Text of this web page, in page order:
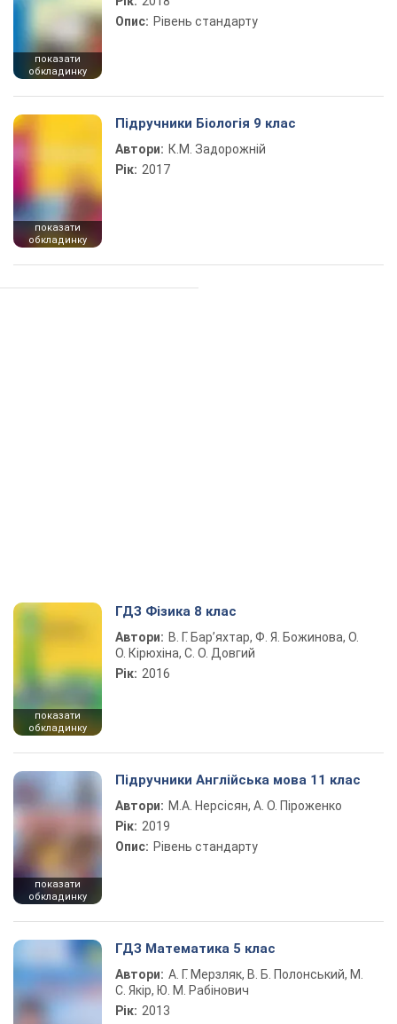
показати
обкладинку
Опис: Рівень стандарту
показати
обкладинку
Підручники Біологія 9 клас
Автори: К.М. Задорожній
Рік: 2017
показати
обкладинку
ГДЗ Фізика 8 клас
Автори: В. Г. Бар’яхтар, Ф. Я. Божинова, О.
О. Кірюхіна, С. О. Довгий
Рік: 2016
показати
обкладинку
Підручники Англійська мова 11 клас
Автори: М.А. Нерсісян, А. О. Піроженко
Рік: 2019
Опис: Рівень стандарту
ГДЗ Математика 5 клас
Автори: А. Г. Мерзляк, В. Б. Полонський, М.
С. Якір, Ю. М. Рабінович
Рік: 2013